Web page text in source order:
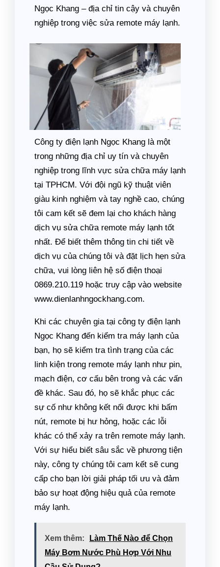
Ngọc Khang – địa chỉ tin cậy và chuyên
nghiệp trong việc sửa remote máy lạnh.
Công ty điện lạnh Ngọc Khang là một
trong những địa chỉ uy tín và chuyên
nghiệp trong lĩnh vực sửa chữa máy lạnh
tại TPHCM. Với đội ngũ kỹ thuật viên
giàu kinh nghiệm và tay nghề cao, chúng
tôi cam kết sẽ đem lại cho khách hàng
dịch vụ sửa chữa remote máy lạnh tốt
nhất. Để biết thêm thông tin chi tiết về
dịch vụ của chúng tôi và đặt lịch hẹn sửa
chữa, vui lòng liên hệ số điện thoại
0869.210.119 hoặc truy cập vào website
www.dienlanhngockhang.com.
Khi các chuyên gia tại công ty điện lạnh
Ngọc Khang đến kiểm tra máy lạnh của
bạn, họ sẽ kiểm tra tình trạng của các
linh kiện trong remote máy lạnh như pin,
mạch điện, cơ cấu bên trong và các vấn
đề khác. Sau đó, họ sẽ khắc phục các
sự cố như không kết nối được khi bấm
nút, remote bị hư hỏng, hoặc các lỗi
khác có thể xảy ra trên remote máy lạnh.
Với sự hiểu biết sâu sắc về phương tiện
này, công ty chúng tôi cam kết sẽ cung
cấp cho bạn lời giải pháp tối ưu và đảm
bảo sự hoạt động hiệu quả của remote
máy lạnh.
Xem thêm:
Làm Thế Nào để Chọn
Máy Bơm Nước Phù Hợp Với Nhu